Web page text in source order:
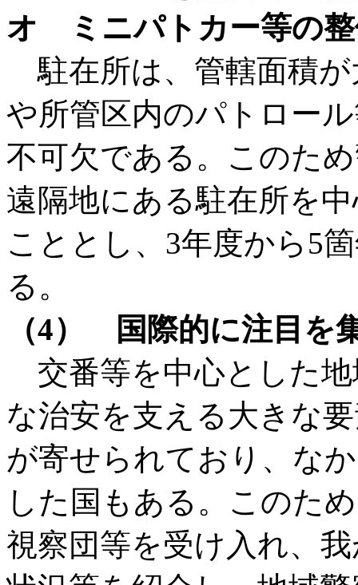
オ ミニパトカー等の
駐在所は、管轄面積
や所管区内のパトロー
不可欠である。このた
遠隔地にある駐在所を
こととし、3年度から5
る。
（4） 国際的に注目を
交番等を中心とした地
な治安を支える大きな
が寄せられており、な
した国もある。このた
視察団等を受け入れ、